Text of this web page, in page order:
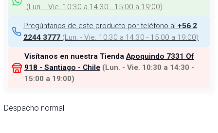
(Lun. - Vie. 10:30 a 14:30 - 15:00 a 19:00)
Pregúntanos de este producto por teléfono al +56 2
2244 3777 (Lun. - Vie. 10:30 a 14:30 - 15:00 a 19:00)
Visítanos en nuestra Tienda Apoquindo 7331 Of
918 - Santiago - Chile (Lun. - Vie. 10:30 a 14:30 -
15:00 a 19:00)
Despacho normal